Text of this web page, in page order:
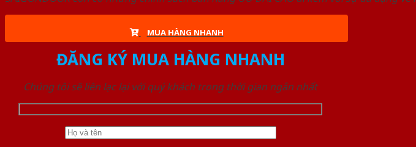
MUA HÀNG NHANH
ĐĂNG KÝ MUA HÀNG NHANH
Chúng tôi sẽ liên lạc lại với quý khách trong thời gian ngắn nhất